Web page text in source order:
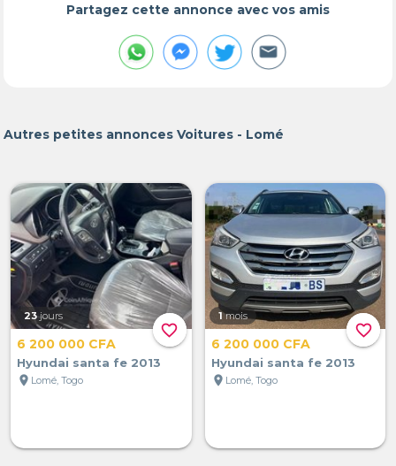
Partagez cette annonce avec vos amis
Autres petites annonces Voitures - Lomé
favorite_border
23 jours
6 200 000 CFA
Hyundai santa fe 2013
location_on Lomé, Togo
favorite_border
1 mois
6 200 000 CFA
Hyundai santa fe 2013
location_on Lomé, Togo